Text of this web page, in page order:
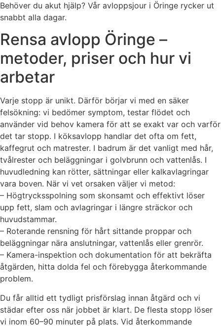
Behöver du akut hjälp? Vår avloppsjour i Öringe rycker ut
snabbt alla dagar.
Rensa avlopp Öringe –
metoder, priser och hur vi
arbetar
Varje stopp är unikt. Därför börjar vi med en säker
felsökning: vi bedömer symptom, testar flödet och
använder vid behov kamera för att se exakt var och varför
det tar stopp. I köksavlopp handlar det ofta om fett,
kaffegrut och matrester. I badrum är det vanligt med hår,
tvålrester och beläggningar i golvbrunn och vattenlås. I
huvudledning kan rötter, sättningar eller kalkavlagringar
vara boven. När vi vet orsaken väljer vi metod:
– Högtrycksspolning som skonsamt och effektivt löser
upp fett, slam och avlagringar i längre sträckor och
huvudstammar.
– Roterande rensning för hårt sittande proppar och
beläggningar nära anslutningar, vattenlås eller grenrör.
– Kamera-inspektion och dokumentation för att bekräfta
åtgärden, hitta dolda fel och förebygga återkommande
problem.
Du får alltid ett tydligt prisförslag innan åtgärd och vi
städar efter oss när jobbet är klart. De flesta stopp löser
vi inom 60–90 minuter på plats. Vid återkommande